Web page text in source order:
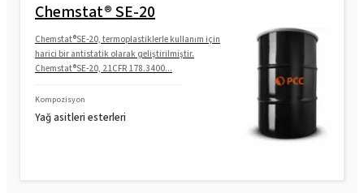
Chemstat® SE-20
Chemstat®SE-20, termoplastiklerle kullanım için
harici bir antistatik olarak geliştirilmiştir.
Chemstat®SE-20, 21CFR 178.3400...
Kompozisyon
Yağ asitleri esterleri